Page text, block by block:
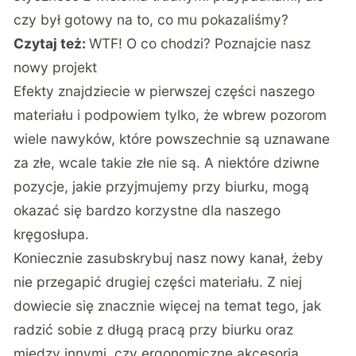
czy był gotowy na to, co mu pokazaliśmy?
Czytaj też:WTF! O co chodzi? Poznajcie nasz
nowy projekt
Efekty znajdziecie w pierwszej części naszego
materiału i podpowiem tylko, że wbrew pozorom
wiele nawyków, które powszechnie są uznawane
za złe, wcale takie złe nie są. A niektóre dziwne
pozycje, jakie przyjmujemy przy biurku, mogą
okazać się bardzo korzystne dla naszego
kręgosłupa.
Koniecznie zasubskrybuj nasz nowy kanał, żeby
nie przegapić drugiej części materiału. Z niej
dowiecie się znacznie więcej na temat tego, jak
radzić sobie z długą pracą przy biurku oraz